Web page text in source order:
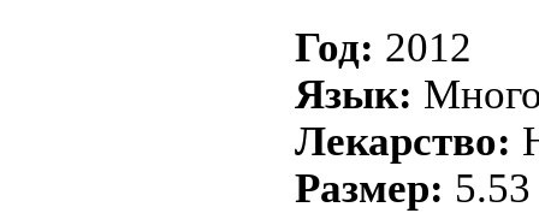
Год: 2012
Язык:
Лекарство:
Размер: